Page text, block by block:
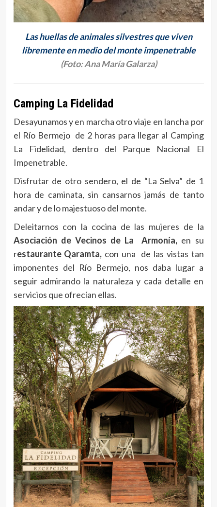
Las huellas de animales silvestres que viven
libremente en medio del monte impenetrable
(Foto: Ana María Galarza)
Camping La Fidelidad
Desayunamos y en marcha otro viaje en lancha por
el Río Bermejo de 2 horas para llegar al Camping
La Fidelidad, dentro del Parque Nacional El
Impenetrable.
Disfrutar de otro sendero, el de “La Selva” de 1
hora de caminata, sin cansarnos jamás de tanto
andar y de lo majestuoso del monte.
Deleitarnos con la cocina de las mujeres de la
Asociación de Vecinos de La Armonía, en su
restaurante Qaramta, con una de las vistas tan
imponentes del Río Bermejo, nos daba lugar a
seguir admirando la naturaleza y cada detalle en
servicios que ofrecían ellas.